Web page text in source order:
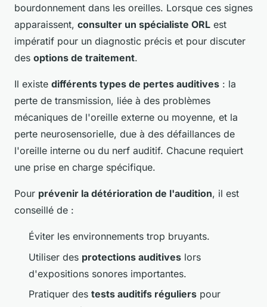
bourdonnement dans les oreilles. Lorsque ces signes
apparaissent, consulter un spécialiste ORL est
impératif pour un diagnostic précis et pour discuter
des options de traitement.
Il existe différents types de pertes auditives : la
perte de transmission, liée à des problèmes
mécaniques de l'oreille externe ou moyenne, et la
perte neurosensorielle, due à des défaillances de
l'oreille interne ou du nerf auditif. Chacune requiert
une prise en charge spécifique.
Pour prévenir la détérioration de l'audition, il est
conseillé de :
Éviter les environnements trop bruyants.
Utiliser des protections auditives lors
d'expositions sonores importantes.
Pratiquer des tests auditifs réguliers pour